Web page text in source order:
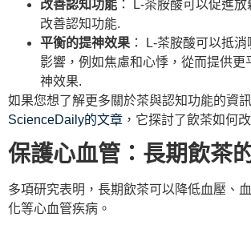
改善認知功能 ： L-茶胺酸可以促進
改善認知功能.
平衡的提神效果 ： L-茶胺酸可以抵
影響，例如焦慮和心悸，從而提供更
神效果.
如果您想了解更多關於茶與認知功能的資
ScienceDaily的文章 ，它探討了飲茶如何
保護心血管：長期飲茶
多項研究表明，長期飲茶可以降低血壓、
化等心血管疾病。